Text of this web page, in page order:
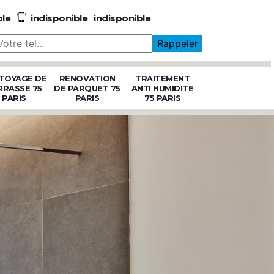
indisponible indisponible
DE
75
PARIS
RENOVATION
DE PARQUET 75
PARIS
TRAITEMENT
ANTI HUMIDITE
75 PARIS